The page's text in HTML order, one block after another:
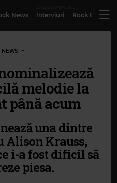
News Interviuri Rock
NEWS
melodie la
până acum
una dintre
Alison Krauss,
i-a fost dificil să
piesa.